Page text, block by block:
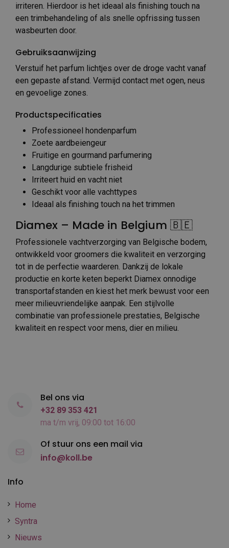
irriteren. Hierdoor is het ideaal als finishing touch na
een trimbehandeling of als snelle opfrissing tussen
wasbeurten door.
Gebruiksaanwijzing
Verstuif het parfum lichtjes over de droge vacht vanaf
een gepaste afstand. Vermijd contact met ogen, neus
en gevoelige zones.
Productspecificaties
Professioneel hondenparfum
Zoete aardbeiengeur
Fruitige en gourmand parfumering
Langdurige subtiele frisheid
Irriteert huid en vacht niet
Geschikt voor alle vachttypes
Ideaal als finishing touch na het trimmen
Diamex – Made in Belgium 🇧🇪
Professionele vachtverzorging van Belgische bodem,
ontwikkeld voor groomers die kwaliteit en verzorging
tot in de perfectie waarderen. Dankzij de lokale
productie en korte keten beperkt Diamex onnodige
transportafstanden en kiest het merk bewust voor een
meer milieuvriendelijke aanpak. Een stijlvolle
combinatie van professionele prestaties, Belgische
kwaliteit en respect voor mens, dier en milieu.
Info
Home
Syntra
Nieuws
Bel ons via
+32 89 353 421
ma t/m vrij, 09:00 tot 16:00
Of stuur ons een mail via
info@koll.be